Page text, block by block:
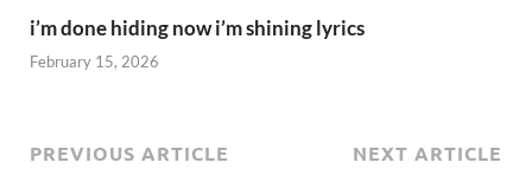
i’m done hiding now i’m shining lyrics
February 15, 2026
PREVIOUS ARTICLE NEXT ARTICLE